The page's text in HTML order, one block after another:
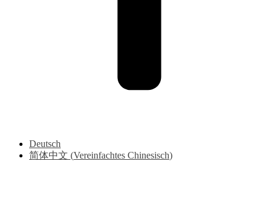
Deutsch
简体中文 (Vereinfachtes Chinesisch)